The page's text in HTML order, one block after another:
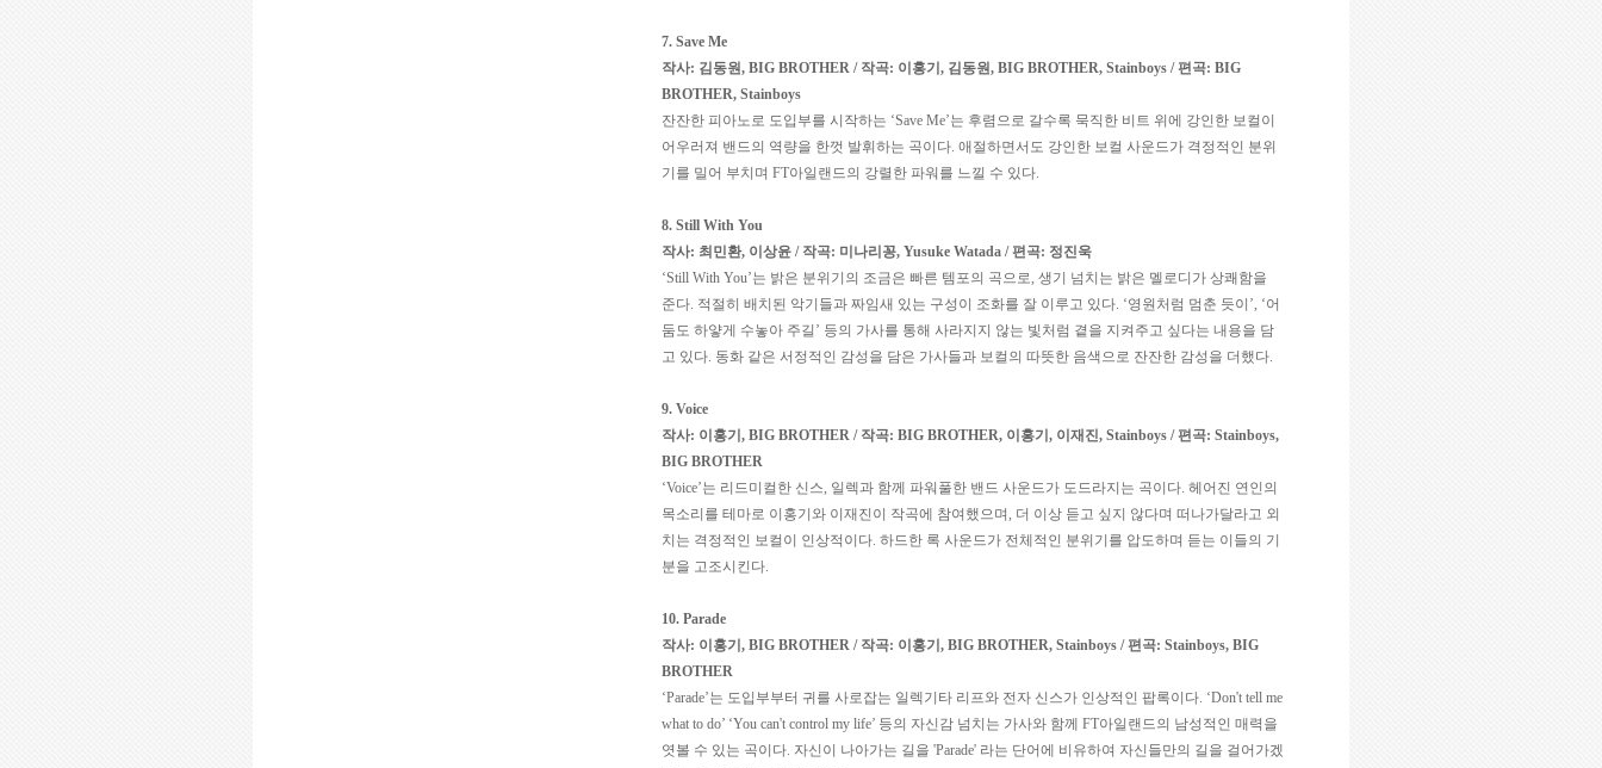
7. Save Me
작사: 김동원, BIG BROTHER / 작곡: 이홍기 , 김동원, BIG BROTHER, Stainboys /편곡: BIG
BROTHER, Stainboys
잔잔한 피아노로 도입부를 시작하는 ‘Save Me’는 후렴으로 갈수록 묵직한 비트 위에 강인한 보컬이
어우러져 밴드의 역량을 한껏 발휘하는 곡이다. 애절하면서도 강인한 보컬 사운드가 격정적인 분위
기를 밀어 부치며 FT아일랜드의 강렬한 파워를 느낄 수 있다.
8. Still With You
작사: 최민환, 이상윤 / 작곡: 미나리꽁, Yusuke Watada /편곡: 정진욱
‘Still With You’는 밝은 분위기의 조금은 빠른 템포의 곡으로, 생기 넘치는 밝은 멜로디가 상쾌함을
준다. 적절히 배치된 악기들과 짜임새 있는 구성이 조화를 잘 이루고 있다. ‘영원처럼 멈춘 듯이 ’, ‘어
둠도 하얗게 수놓아 주길 ’ 등의 가사를 통해 사라지지 않는 빛처럼 곁을 지켜주고 싶다는 내용을 담
고 있다. 동화 같은 서정적인 감성을 담은 가사들과 보컬의 따뜻한 음색으로 잔잔한 감성을 더했다.
9. Voice
작사: 이홍기 , BIG BROTHER / 작곡: BIG BROTHER, 이홍기 , 이재진, Stainboys /편곡: Stainboys,
BIG BROTHER
‘Voice’는 리드미컬한 신스, 일렉과 함께 파워풀한 밴드 사운드가 도드라지는 곡이다. 헤어진 연인의
목소리를 테마로 이홍기와 이재진이 작곡에 참여했으며, 더 이상 듣고 싶지 않다며 떠나가달라고 외
치는 격정적인 보컬이 인상적이다. 하드한 록 사운드가 전체적인 분위기를 압도하며 듣는 이들의 기
분을 고조시킨다.
10. Parade
작사: 이홍기 , BIG BROTHER / 작곡: 이홍기 , BIG BROTHER, Stainboys /편곡: Stainboys, BIG
BROTHER
‘Parade’는 도입부부터 귀를 사로잡는 일렉기타 리프와 전자 신스가 인상적인 팝록이다. ‘Don't tell me
what to do’ ‘You can't control my life’ 등의 자신감 넘치는 가사와 함께 FT아일랜드의 남성적인 매력을
엿볼 수 있는 곡이다. 자신이 나아가는 길을 'Parade' 라는 단어에 비유하여 자신들만의 길을 걸어가겠